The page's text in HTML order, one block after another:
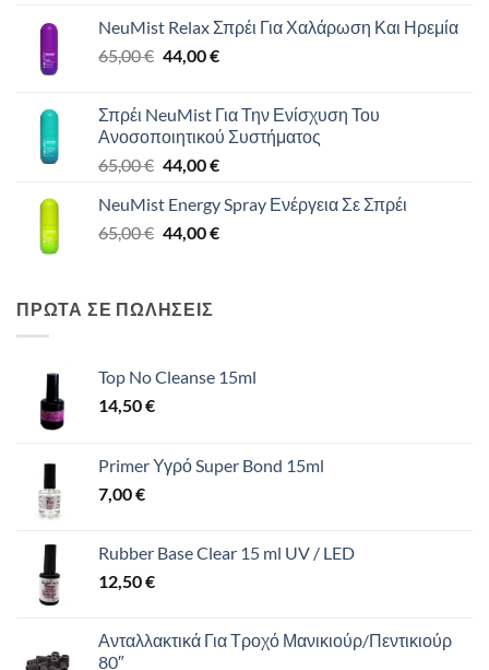
was:
98,00 €.
τιμή
είναι:
NeuMist Relax Σπρέι Για Χαλάρωση Και Ηρεμία
65,00€ Original
65,00 €.
44,00€Η
είναι:
44,00 €.
Σπρέι NeuMist Για Την Ενίσχυση Του
Ανοσοποιητικού Συστήματος
65,00€ Original
was:
65,00 €.
44,00€Η
τιμή
είναι:
NeuMist Energy Spray Ενέργεια Σε Σπρέι
65,00€ Original
65,00 €.
44,00€Η
ΠΡΩΤΑ ΣΕ ΠΩΛΗΣΕΙΣ
Top No Cleanse 15ml
14,50€
Primer Υγρό Super Bond 15ml
7,00€
Rubber Base Clear 15 ml UV / LED
12,50€
Ανταλλακτικά Για Τροχό Μανικιούρ/Πεντικιούρ
80″